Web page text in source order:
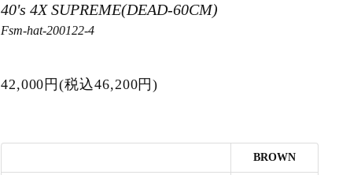
40's 4X SUPREME(DEAD-60CM)
Fsm-hat-200122-4
42,000円(税込46,200円)
BROWN